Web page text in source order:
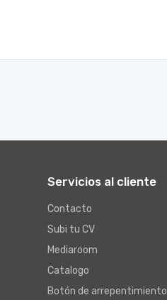
Servicios al cliente
Contacto
Subi tu CV
Mediaroom
Catalogo
Botón de arrepentimiento